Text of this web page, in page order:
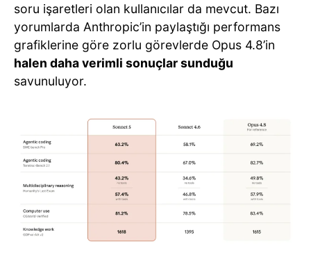
soru işaretleri olan kullanıcılar da mevcut. Bazı
yorumlarda Anthropic’in paylaştığı performans
grafiklerine göre zorlu görevlerde Opus 4.8’in
halen daha verimli sonuçlar sunduğu
savunuluyor.